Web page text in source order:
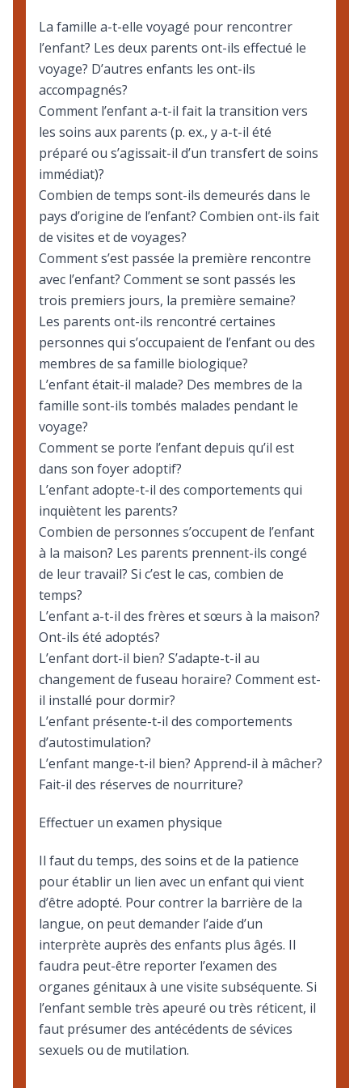
La famille a-t-elle voyagé pour rencontrer
l’enfant? Les deux parents ont-ils effectué le
voyage? D’autres enfants les ont-ils
accompagnés?
Comment l’enfant a-t-il fait la transition vers
les soins aux parents (p. ex., y a-t-il été
préparé ou s’agissait-il d’un transfert de soins
immédiat)?
Combien de temps sont-ils demeurés dans le
pays d’origine de l’enfant? Combien ont-ils fait
de visites et de voyages?
Comment s’est passée la première rencontre
avec l’enfant? Comment se sont passés les
trois premiers jours, la première semaine?
Les parents ont-ils rencontré certaines
personnes qui s’occupaient de l’enfant ou des
membres de sa famille biologique?
L’enfant était-il malade? Des membres de la
famille sont-ils tombés malades pendant le
voyage?
Comment se porte l’enfant depuis qu’il est
dans son foyer adoptif?
L’enfant adopte-t-il des comportements qui
inquiètent les parents?
Combien de personnes s’occupent de l’enfant
à la maison? Les parents prennent-ils congé
de leur travail? Si c’est le cas, combien de
temps?
L’enfant a-t-il des frères et sœurs à la maison?
Ont-ils été adoptés?
L’enfant dort-il bien? S’adapte-t-il au
changement de fuseau horaire? Comment est-
il installé pour dormir?
L’enfant présente-t-il des comportements
d’autostimulation?
L’enfant mange-t-il bien? Apprend-il à mâcher?
Fait-il des réserves de nourriture?
Effectuer un examen physique
Il faut du temps, des soins et de la patience
pour établir un lien avec un enfant qui vient
d’être adopté. Pour contrer la barrière de la
langue, on peut demander l’aide d’un
interprète auprès des enfants plus âgés. Il
faudra peut-être reporter l’examen des
organes génitaux à une visite subséquente. Si
l’enfant semble très apeuré ou très réticent, il
faut présumer des antécédents de sévices
sexuels ou de mutilation.